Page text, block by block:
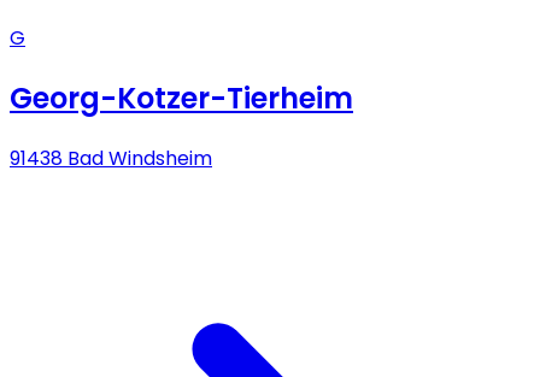
G
Georg-Kotzer-Tierheim
91438 Bad Windsheim